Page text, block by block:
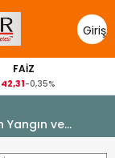
Giriş
Yap
FAİZ
42,31-0,35%
ve